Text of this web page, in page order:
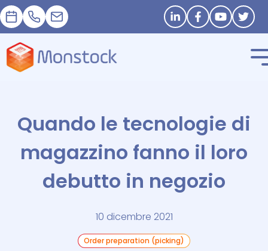
Appuntamento
+33 1 83 62 25 41
contact@monstock.net Stay in touch
Quando le tecnologie di
magazzino fanno il loro
debutto in negozio
10 dicembre 2021
Order preparation (picking)